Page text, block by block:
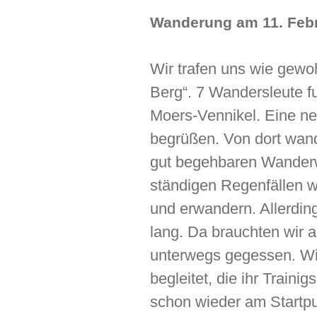
Wanderung am 11.
Wir trafen uns wie
Berg“. 7 Wandersleute
Moers-Vennikel. Eine
begrüßen. Von dort
gut begehbaren
ständigen Regenfällen
und erwandern.
lang. Da brauchten wir
unterwegs gegessen.
begleitet, die ihr
schon wieder am